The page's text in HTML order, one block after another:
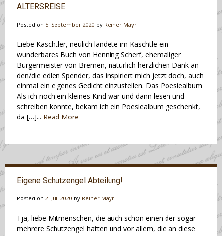
ALTERSREISE
Posted on 5. September 2020 by Reiner Mayr
Liebe Käschtler, neulich landete im Käschtle ein
wunderbares Buch von Henning Scherf, ehemaliger
Bürgermeister von Bremen, natürlich herzlichen Dank an
den/die edlen Spender, das inspiriert mich jetzt doch, auch
einmal ein eigenes Gedicht einzustellen. Das Poesiealbum
Als ich noch ein kleines Kind war und dann lesen und
schreiben konnte, bekam ich ein Poesiealbum geschenkt,
da […]... Read More
Eigene Schutzengel Abteilung!
Posted on 2. Juli 2020 by Reiner Mayr
Tja, liebe Mitmenschen, die auch schon einen der sogar
mehrere Schutzengel hatten und vor allem, die an diese